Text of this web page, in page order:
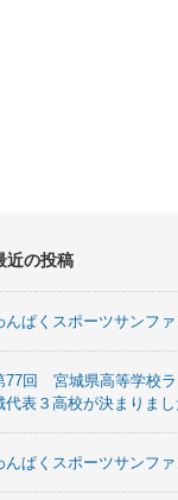
近の投稿
んぱくスポーツサンフ
77回 宮城県高等学校ラ
代表３高校が決まりまし
んぱくスポーツサンフ